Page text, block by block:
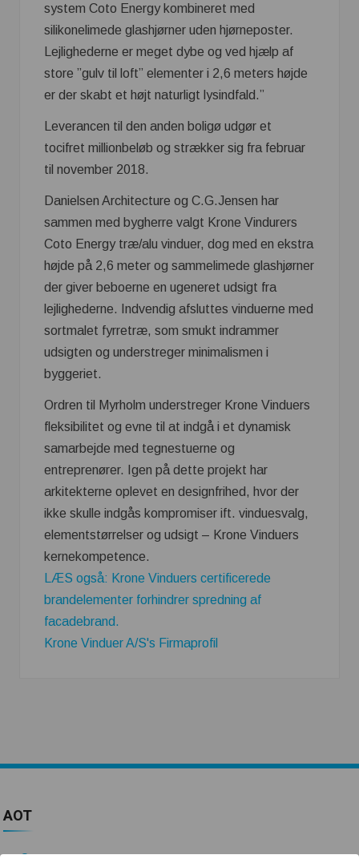
system Coto Energy kombineret med
silikonelimede glashjørner uden hjørneposter.
Lejlighederne er meget dybe og ved hjælp af
store ”gulv til loft” elementer i 2,6 meters højde
er der skabt et højt naturligt lysindfald.”
Leverancen til den anden boligø udgør et
tocifret millionbeløb og strækker sig fra februar
til november 2018.
Danielsen Architecture og C.G.Jensen har
sammen med bygherre valgt Krone Vindurers
Coto Energy træ/alu vinduer, dog med en ekstra
højde på 2,6 meter og sammelimede glashjørner
der giver beboerne en ugeneret udsigt fra
lejlighederne. Indvendig afsluttes vinduerne med
sortmalet fyrretræ, som smukt indrammer
udsigten og understreger minimalismen i
byggeriet.
Ordren til Myrholm understreger Krone Vinduers
fleksibilitet og evne til at indgå i et dynamisk
samarbejde med tegnestuerne og
entreprenører. Igen på dette projekt har
arkitekterne oplevet en designfrihed, hvor der
ikke skulle indgås kompromiser ift. vinduesvalg,
elementstørrelser og udsigt – Krone Vinduers
kernekompetence.
LÆS også: Krone Vinduers certificerede
brandelementer forhindrer spredning af
facadebrand.
Krone Vinduer A/S's Firmaprofil
AOT
Om os